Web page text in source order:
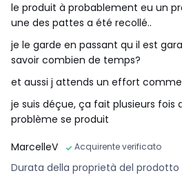
le produit à probablement eu un
une des pattes a été recollé..
je le garde en passant qu il est
savoir combien de temps?
et aussi j attends un effort
je suis déçue, ça fait plusieurs fois
problème se produit
MarcelleV
Acquirente verificato
Durata della proprietà del prodotto